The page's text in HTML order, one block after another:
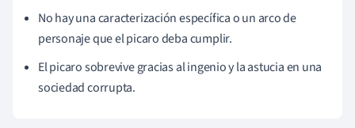
No hay una caracterización específica o un arco de
personaje que el picaro deba cumplir.
El picaro sobrevive gracias al ingenio y la astucia en una
sociedad corrupta.